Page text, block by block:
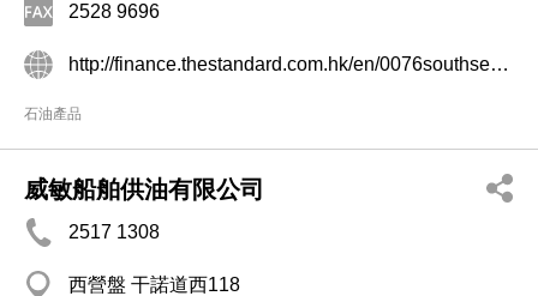
2528 9696
http://finance.thestandard.com.hk/en/0076southseapetro
石油產品
威敏船舶供油有限公司
2517 1308
西營盤 干諾道西118